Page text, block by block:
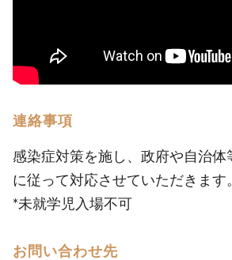
連絡事項
感染症対策を施し、政府や自治体
に従って対応させていただきます。
*未就学児入場不可
お問い合わせ先